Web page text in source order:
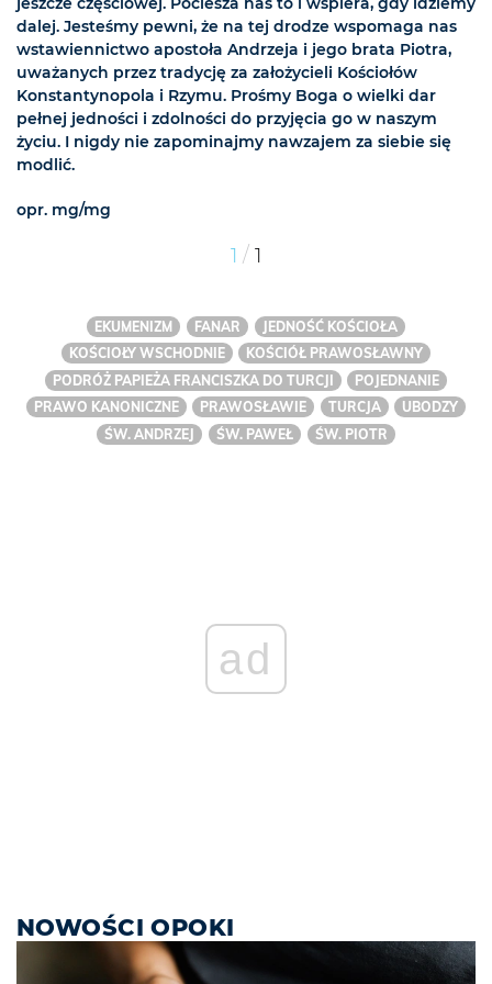
dalej. Jesteśmy pewni, że na tej drodze wspomaga nas
wstawiennictwo apostoła Andrzeja i jego brata Piotra,
uważanych przez tradycję za założycieli Kościołów
Konstantynopola i Rzymu. Prośmy Boga o wielki dar
pełnej jedności i zdolności do przyjęcia go w naszym
życiu. I nigdy nie zapominajmy nawzajem za siebie się
modlić.
opr. mg/mg
1 / 1
EKUMENIZM FANAR
JEDNOŚĆ KOŚCIOŁA
KOŚCIOŁY WSCHODNIE
KOŚCIÓŁ PRAWOSŁAWNY
PODRÓŻ PAPIEŻA FRANCISZKA DO TURCJI
POJEDNANIE
PRAWO KANONICZNE
PRAWOSŁAWIE TURCJA
UBODZY
ŚW. ANDRZEJ
ŚW. PAWEŁ ŚW. PIOTR
ad
NOWOŚCI OPOKI